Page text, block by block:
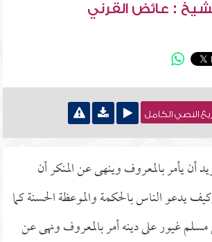
: عائض القرني
النصي الكامل
أن يأمر بالمعروف وينهى عن المنكر أن
يدعو الناس بالحكمة والموعظة الحسنة كما
مسلم غيور على دينه أمر بالمعروف ونهى عن